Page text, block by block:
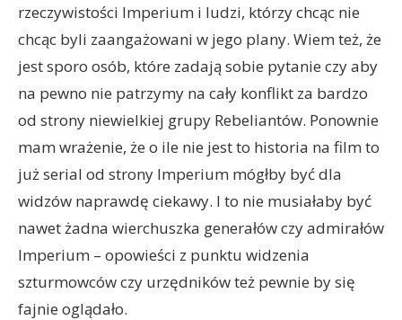
rzeczywistości Imperium i ludzi, którzy chcąc nie
chcąc byli zaangażowani w jego plany. Wiem też, że
jest sporo osób, które zadają sobie pytanie czy aby
na pewno nie patrzymy na cały konflikt za bardzo
od strony niewielkiej grupy Rebeliantów. Ponownie
mam wrażenie, że o ile nie jest to historia na film to
już serial od strony Imperium mógłby być dla
widzów naprawdę ciekawy. I to nie musiałaby być
nawet żadna wierchuszka generałów czy admirałów
Imperium – opowieści z punktu widzenia
szturmowców czy urzędników też pewnie by się
fajnie oglądało.